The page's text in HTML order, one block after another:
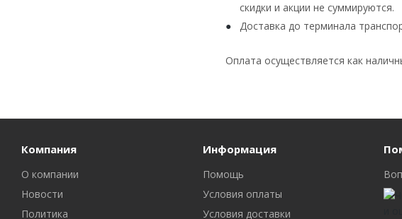
скидки и акции не суммируются.
Доставка до терминала
Оплата осуществляется как
Компания
О компании
Новости
Политика
Информация
Помощь
Условия оплаты
Условия доставки